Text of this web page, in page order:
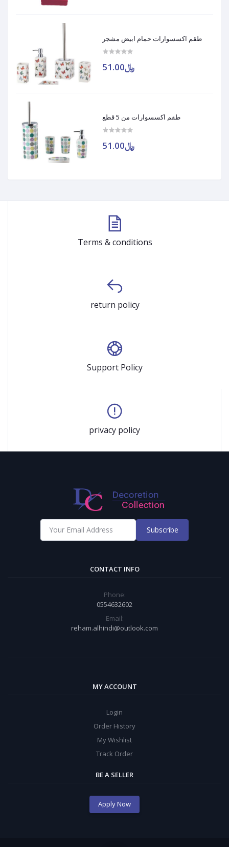
طقم اكسسوارات حمام ابيض مشجر
﷼51.00
طقم اكسسوارات من 5 قطع
﷼51.00
Terms & conditions
return policy
Support Policy
privacy policy
Subscribe
CONTACT INFO
Phone:
0554632602
Email:
reham.alhindi@outlook.com
MY ACCOUNT
Login
Order History
My Wishlist
Track Order
BE A SELLER
Apply Now